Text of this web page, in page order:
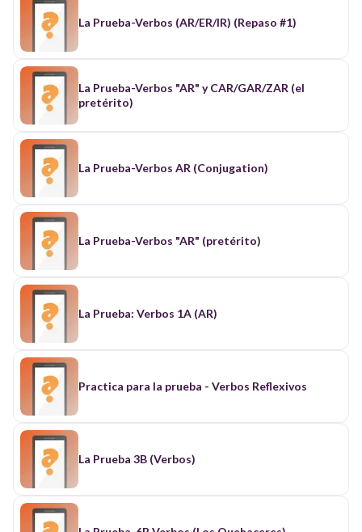
La Prueba-Verbos (AR/ER/IR) (Repaso #1)
La Prueba-Verbos "AR" y CAR/GAR/ZAR (el
pretérito)
La Prueba-Verbos AR (Conjugation)
La Prueba-Verbos "AR" (pretérito)
La Prueba: Verbos 1A (AR)
Practica para la prueba - Verbos Reflexivos
La Prueba 3B (Verbos)